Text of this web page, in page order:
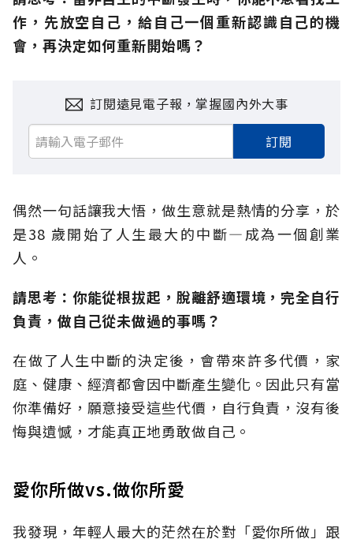
作，先放空自己，給自己一個重新認識自己的機
會，再決定如何重新開始嗎？
訂閱遠見電子報，掌握國內外大事
訂閱
偶然一句話讓我大悟，做生意就是熱情的分享，於
是38 歲開始了人生最大的中斷—成為一個創業
人。
請思考：你能從根拔起，脫離舒適環境，完全自行
負責，做自己從未做過的事嗎？
在做了人生中斷的決定後，會帶來許多代價，家
庭、健康、經濟都會因中斷產生變化。因此只有當
你準備好，願意接受這些代價，自行負責，沒有後
悔與遺憾，才能真正地勇敢做自己。
愛你所做vs.做你所愛
我發現，年輕人最大的茫然在於對「愛你所做」跟